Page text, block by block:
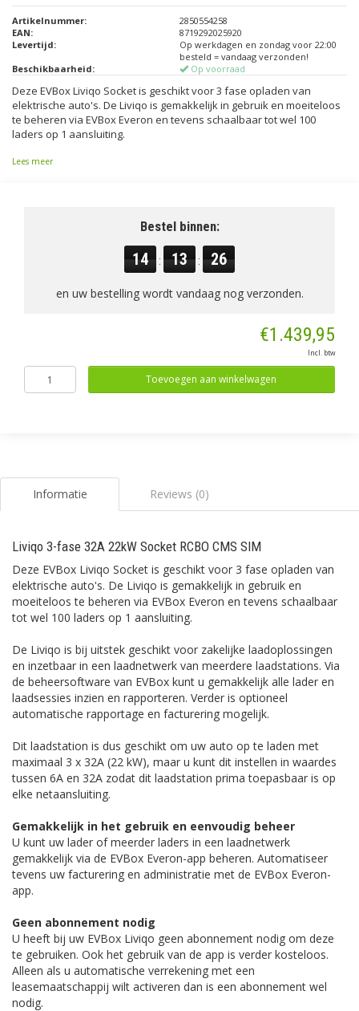
Artikelnummer:
2850554258
EAN:
8719292025920
Levertijd:
Op werkdagen en zondag voor 22:00
besteld = vandaag verzonden!
Beschikbaarheid:
Op voorraad
Deze EVBox Liviqo Socket is geschikt voor 3 fase opladen van
elektrische auto's. De Liviqo is gemakkelijk in gebruik en moeiteloos
te beheren via EVBox Everon en tevens schaalbaar tot wel 100
laders op 1 aansluiting.
Lees meer
Bestel binnen:
14 : 13 : 26
en uw bestelling wordt vandaag nog verzonden.
€1.439,95
Incl. btw
Toevoegen aan winkelwagen
Informatie Reviews (0)
Liviqo 3-fase 32A 22kW Socket RCBO CMS SIM
Deze EVBox Liviqo Socket is geschikt voor 3 fase opladen van
elektrische auto's. De Liviqo is gemakkelijk in gebruik en
moeiteloos te beheren via EVBox Everon en tevens schaalbaar
tot wel 100 laders op 1 aansluiting.
De Liviqo is bij uitstek geschikt voor zakelijke laadoplossingen
en inzetbaar in een laadnetwerk van meerdere laadstations. Via
de beheersoftware van EVBox kunt u gemakkelijk alle lader en
laadsessies inzien en rapporteren. Verder is optioneel
automatische rapportage en facturering mogelijk.
Dit laadstation is dus geschikt om uw auto op te laden met
maximaal 3 x 32A (22 kW), maar u kunt dit instellen in waardes
tussen 6A en 32A zodat dit laadstation prima toepasbaar is op
elke netaansluiting.
Gemakkelijk in het gebruik en eenvoudig beheer
U kunt uw lader of meerder laders in een laadnetwerk
gemakkelijk via de EVBox Everon-app beheren. Automatiseer
tevens uw facturering en administratie met de EVBox Everon-
app.
Geen abonnement nodig
U heeft bij uw EVBox Liviqo geen abonnement nodig om deze
te gebruiken. Ook het gebruik van de app is verder kosteloos.
Alleen als u automatische verrekening met een
leasemaatschappij wilt activeren dan is een abonnement wel
nodig.